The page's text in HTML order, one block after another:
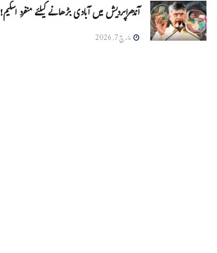
آندھراپردیش میں آبادی بڑھانے کیلئے منفرد اسکیم!
مارچ 7, 2026